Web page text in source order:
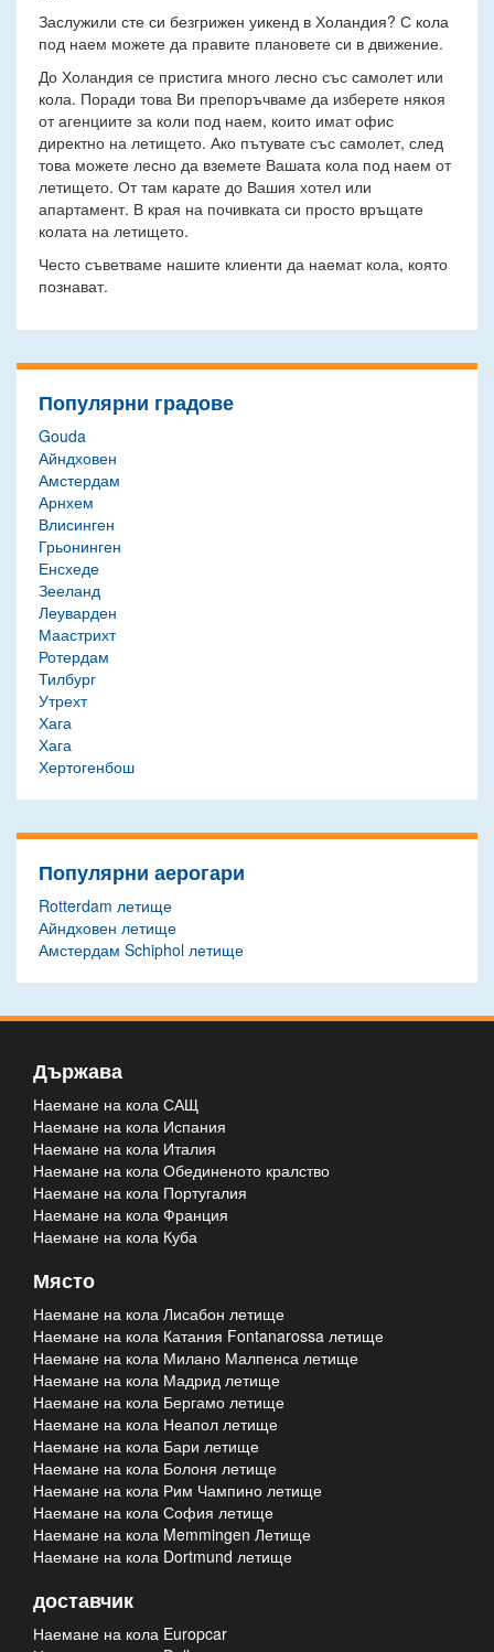
Заслужили сте си безгрижен уикенд в Холандия? С кола
под наем можете да правите плановете си в движение.
До Холандия се пристига много лесно със самолет или
кола. Поради това Ви препоръчваме да изберете някоя
от агенциите за коли под наем, които имат офис
директно на летището. Ако пътувате със самолет, след
това можете лесно да вземете Вашата кола под наем от
летището. От там карате до Вашия хотел или
апартамент. В края на почивката си просто връщате
колата на летището.
Често съветваме нашите клиенти да наемат кола, която
познават.
Популярни градове
Gouda
Айндховен
Амстердам
Арнхем
Влисинген
Грьонинген
Енсхеде
Зееланд
Леуварден
Маастрихт
Ротердам
Тилбург
Утрехт
Хага
Хага
Хертогенбош
Популярни аерогари
Rotterdam летище
Айндховен летище
Амстердам Schiphol летище
Държава
Наемане на кола САЩ
Наемане на кола Испания
Наемане на кола Италия
Наемане на кола Обединеното кралство
Наемане на кола Португалия
Наемане на кола Франция
Наемане на кола Куба
Място
Наемане на кола Лисабон летище
Наемане на кола Катания Fontanarossa летище
Наемане на кола Милано Малпенса летище
Наемане на кола Мадрид летище
Наемане на кола Бергамо летище
Наемане на кола Неапол летище
Наемане на кола Бари летище
Наемане на кола Болоня летище
Наемане на кола Рим Чампино летище
Наемане на кола София летище
Наемане на кола Memmingen Летище
Наемане на кола Dortmund летище
доставчик
Наемане на кола Europcar